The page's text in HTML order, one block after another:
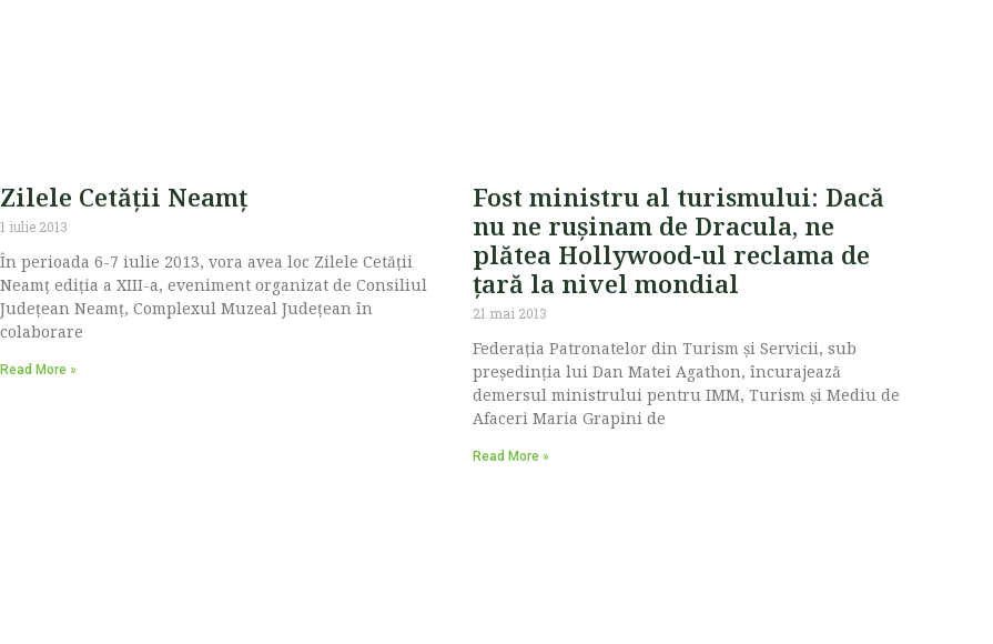
Zilele Cetăţii Neamț
1 iulie 2013
În perioada 6-7 iulie 2013, vora avea loc Zilele Cetăţii
Neamţ ediţia a XIII-a, eveniment organizat de Consiliul
Judeţean Neamţ, Complexul Muzeal Judeţean în
colaborare
Read More »
Fost ministru al turismului: Dacă
nu ne rușinam de Dracula, ne
plătea Hollywood-ul reclama de
țară la nivel mondial
21 mai 2013
Federația Patronatelor din Turism și Servicii, sub
președinția lui Dan Matei Agathon, încurajează
demersul ministrului pentru IMM, Turism și Mediu de
Afaceri Maria Grapini de
Read More »